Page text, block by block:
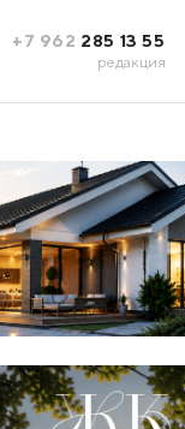
+7 962 285 13 55
редакция